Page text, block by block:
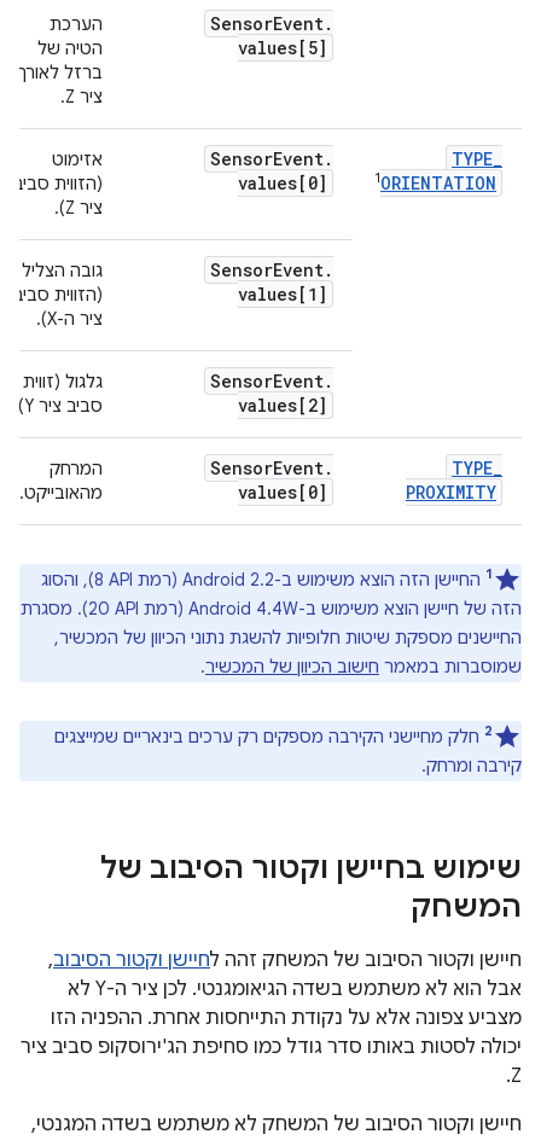
SensorEvent.
values[5]
הערכת
הטיה של
ברזל לאורך
ציר Z.
TYPE_
ORIENTATION
1
SensorEvent.
values[0]
אזימוט
(הזווית סביב
ציר Z).
SensorEvent.
values[1]
גובה הצליל
(הזווית סביב
ציר ה-X).
SensorEvent.
values[2]
גלגול (זווית
סביב ציר Y).
TYPE_
PROXIMITY
SensorEvent.
values[0]
המרחק
מהאובייקט.
1
החיישן הזה הוצא משימוש ב-Android 2.2 (רמת API‏ 8), והסוג
הזה של חיישן הוצא משימוש ב-Android 4.4W (רמת API‏ 20). מסגרת
החיישנים מספקת שיטות חלופיות להשגת נתוני הכיוון של המכשיר,
שמוסברות במאמר חישוב הכיוון של המכשיר.
2 חלק מחיישני הקירבה מספקים רק ערכים בינאריים שמייצגים
קירבה ומרחק.
שימוש בחיישן וקטור הסיבוב של
המשחק
חיישן וקטור הסיבוב של המשחק זהה לחיישן וקטור הסיבוב,
אבל הוא לא משתמש בשדה הגיאומגנטי. לכן ציר ה-Y לא
מצביע צפונה אלא על נקודת התייחסות אחרת. ההפניה הזו
יכולה לסטות באותו סדר גודל כמו סחיפת הג'ירוסקופ סביב ציר
Z.
חיישן וקטור הסיבוב של המשחק לא משתמש בשדה המגנטי,